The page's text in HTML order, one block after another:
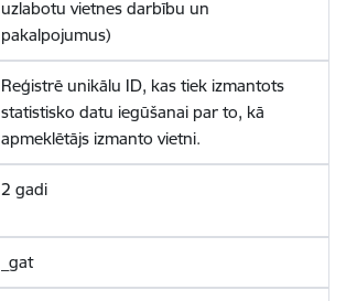
uzlabotu vietnes darbību un
pakalpojumus)
Reģistrē unikālu ID, kas tiek izmantots
statistisko datu iegūšanai par to, kā
apmeklētājs izmanto vietni.
2 gadi
_gat